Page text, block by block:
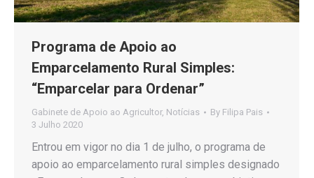
Programa de Apoio ao
Emparcelamento Rural Simples:
“Emparcelar para Ordenar”
Gabinete de Apoio ao Agricultor, Notícias By Filipa Pais
3 Julho 2020
Entrou em vigor no dia 1 de julho, o programa de
apoio ao emparcelamento rural simples designado